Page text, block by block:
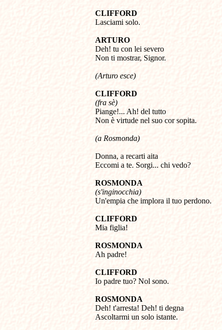
CLIFFORD
Lasciami solo.
ARTURO
Deh! tu con lei severo
Non ti mostrar, Signor.
(Arturo esce)
CLIFFORD
(fra sè)
Piange!... Ah! del tutto
Non è virtude nel suo cor sopita.
(a Rosmonda)
Donna, a recarti aita
Eccomi a te. Sorgi... chi vedo?
ROSMONDA
(s'inginocchia)
Un'empia che implora il tuo perdono.
CLIFFORD
Mia figlia!
ROSMONDA
Ah padre!
CLIFFORD
Io padre tuo? Nol sono.
ROSMONDA
Deh! t'arresta! Deh! ti degna
Ascoltarmi un solo istante.